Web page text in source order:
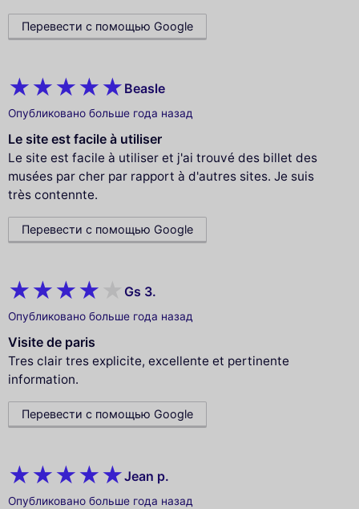
Перевести с помощью Google
Beasle
Опубликовано больше года назад
Le site est facile à utiliser
Le site est facile à utiliser et j'ai trouvé des billet des
musées par cher par rapport à d'autres sites. Je suis
très contennte.
Перевести с помощью Google
Gs 3.
Опубликовано больше года назад
Visite de paris
Tres clair tres explicite, excellente et pertinente
information.
Перевести с помощью Google
Jean p.
Опубликовано больше года назад